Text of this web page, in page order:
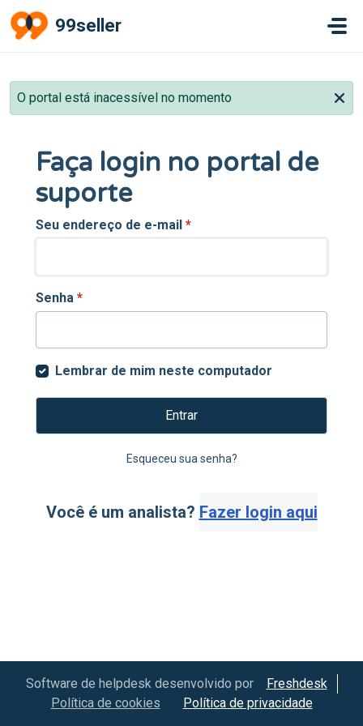
Ir para o conteúdo principal
99seller
O portal está inacessível no momento
Faça login no portal de
suporte
Seu endereço de e-mail *
Senha *
Lembrar de mim neste computador
Entrar
Esqueceu sua senha?
Você é um analista? Fazer login aqui
Software de helpdesk desenvolvido por
Freshdesk
Política de cookies
Política de privacidade